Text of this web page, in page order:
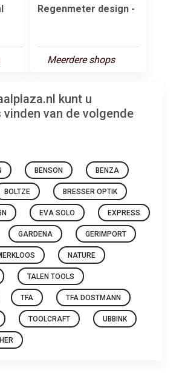
Regenmeter design -
Meerdere shops
kunt u
van de volgende
BENSON BENZA
BOLTZE BRESSER OPTIK
EVA SOLO EXPRESS
GARDENA GERIMPORT
NATURE
TALEN TOOLS
TFA TFA DOSTMANN
TOOLCRAFT UBBINK